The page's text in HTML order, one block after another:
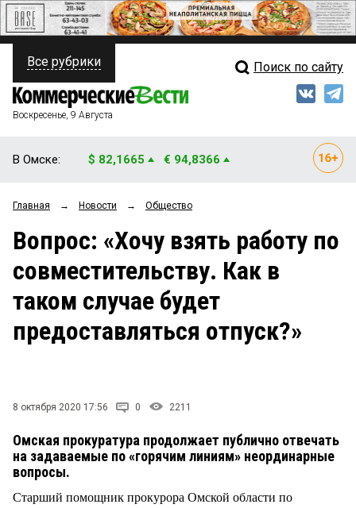
ПОЛИТИКА
ФИНАНСЫ
ОБЩЕСТВО
ЗАКОН
Свежий выпуск
Рейтинги
Блоги
Архив
Все рубрики Поиск по сайту
Воскресенье, 9 Августа
В Омске: $ 82,1665 € 94,8366
Главная → Новости → Общество
Вопрос: «Хочу взять работу по
совместительству. Как в
таком случае будет
предоставляться отпуск?»
8 октября 2020 17:56 0 2211
Омская прокуратура продолжает публично отвечать
на задаваемые по «горячим линиям» неординарные
вопросы.
Старший помощник прокурора Омской области по